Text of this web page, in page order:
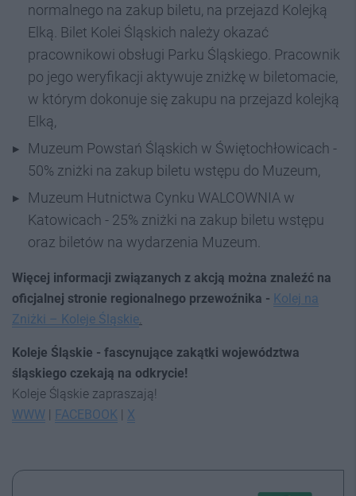
normalnego na zakup biletu, na przejazd Kolejką
Elką. Bilet Kolei Śląskich należy okazać
pracownikowi obsługi Parku Śląskiego. Pracownik
po jego weryfikacji aktywuje zniżkę w biletomacie,
w którym dokonuje się zakupu na przejazd kolejką
Elką,
Muzeum Powstań Śląskich w Świętochłowicach -
50% zniżki na zakup biletu wstępu do Muzeum,
Muzeum Hutnictwa Cynku WALCOWNIA w
Katowicach - 25% zniżki na zakup biletu wstępu
oraz biletów na wydarzenia Muzeum.
Więcej informacji związanych z akcją można znaleźć na
oficjalnej stronie regionalnego przewoźnika - Kolej na
Zniżki – Koleje Śląskie
Koleje Śląskie - fascynujące zakątki województwa
śląskiego czekają na odkrycie!
Koleje Śląskie zapraszają!
WWW | FACEBOOK | X